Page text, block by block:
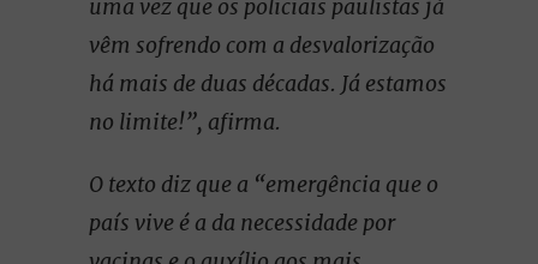
uma vez que os policiais paulistas já
vêm sofrendo com a desvalorização
há mais de duas décadas. Já estamos
no limite!”, afirma.
O texto diz que a “emergência que o
país vive é a da necessidade por